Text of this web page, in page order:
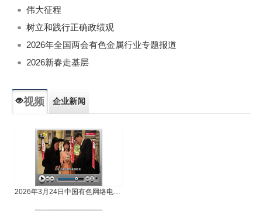
伟大征程
树立和践行正确政绩观
2026年全国两会有色金属行业专题报道
2026新春走基层
视频 企业新闻
2026年3月24日中国有色网络电视新闻